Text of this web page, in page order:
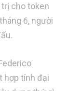
cho token
6, người
hợp tính đại